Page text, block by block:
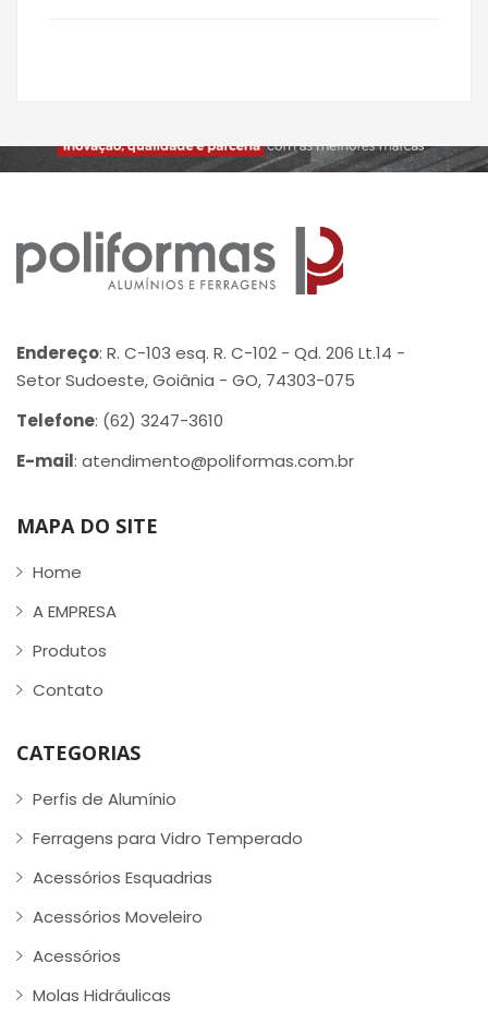
Endereço: R. C-103 esq. R. C-102 - Qd. 206 Lt.14 -
Setor Sudoeste, Goiânia - GO, 74303-075
Telefone: (62) 3247-3610
E-mail: atendimento@poliformas.com.br
MAPA DO SITE
Home
A EMPRESA
Produtos
Contato
CATEGORIAS
Perfis de Alumínio
Ferragens para Vidro Temperado
Acessórios Esquadrias
Acessórios Moveleiro
Acessórios
Molas Hidráulicas